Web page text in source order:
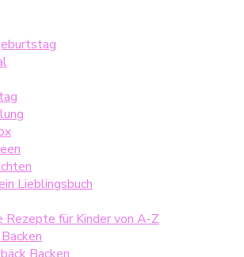
Lieblingsbuch
Rezepte für Kinder von A-Z